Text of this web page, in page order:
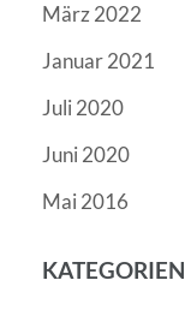
März 2022
Januar 2021
Juli 2020
Juni 2020
Mai 2016
KATEGORIEN